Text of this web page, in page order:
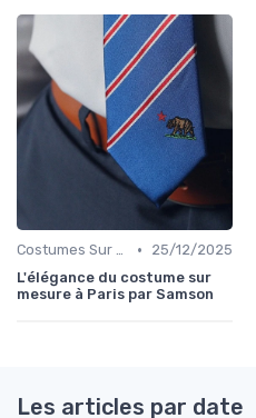
Costumes Sur Mesure •
25/12/2025
L'élégance du costume sur
mesure à Paris par Samson
Les articles par date